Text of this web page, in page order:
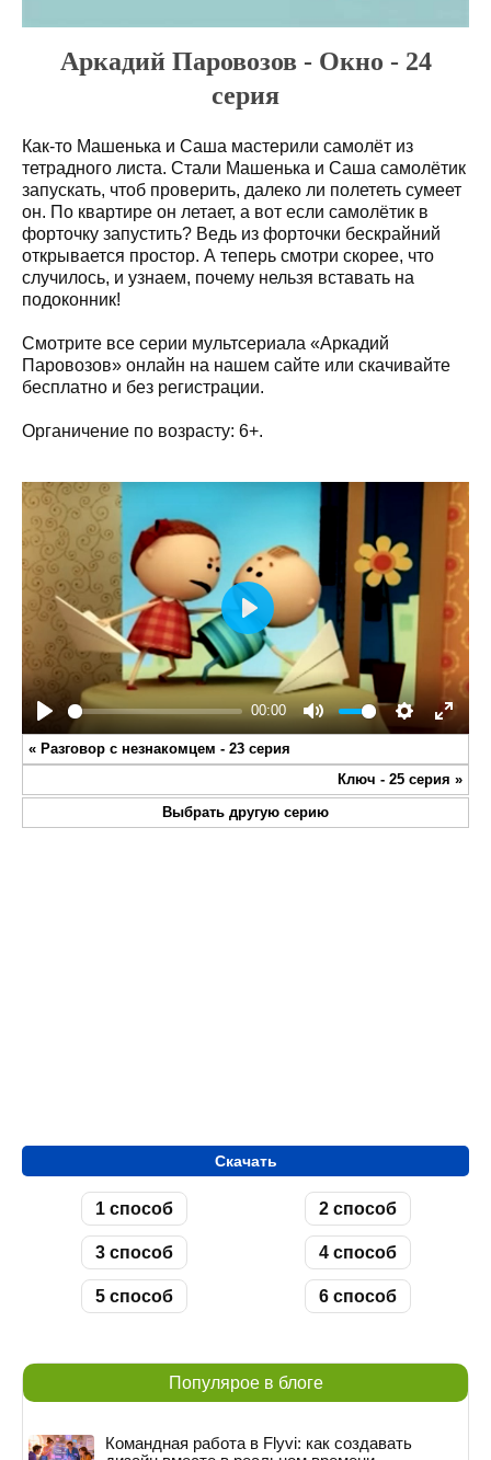
Аркадий Паровозов - Окно - 24
серия
Как-то Машенька и Саша мастерили самолёт из
тетрадного листа. Стали Машенька и Саша самолётик
запускать, чтоб проверить, далеко ли полететь сумеет
он. По квартире он летает, а вот если самолётик в
форточку запустить? Ведь из форточки бескрайний
открывается простор. А теперь смотри скорее, что
случилось, и узнаем, почему нельзя вставать на
подоконник!
Смотрите все серии мультсериала «Аркадий
Паровозов» онлайн на нашем сайте или скачивайте
бесплатно и без регистрации.
Органичение по возрасту: 6+.
Play
00:00
Mute Settings
Enter
Play
« Разговор с незнакомцем - 23 серия
Ключ - 25 серия »
Выбрать другую серию
Скачать
1 способ 2 способ
3 способ 4 способ
5 способ 6 способ
Популярое в блоге
Командная работа в Flyvi: как создавать